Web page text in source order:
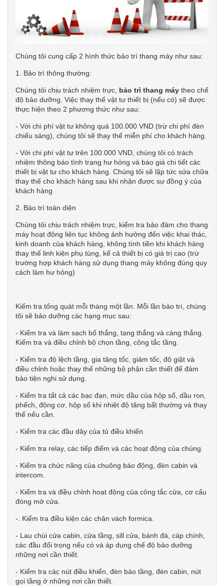
Chúng tôi cung cấp 2 hình thức bảo trì thang máy như sau:
1. Bảo trì thông thường:
Chúng tôi chịu trách nhiệm trực, bảo trì thang máy theo chế
độ bảo dưỡng. Việc thay thế vật tư thiết bị (nếu có) sẽ được
thực hiện theo 2 phương thức như sau:
- Với chi phí vật tư không quá 100.000 VND (trừ chi phí đèn
chiếu sáng), chúng tôi sẽ thay thế miễn phí cho khách hàng.
- Với chi phí vật tư trên 100.000 VND, chúng tôi có trách
nhiệm thông báo tình trạng hư hỏng và báo giá chi tiết các
thiết bị vật tư cho khách hàng. Chúng tôi sẽ lập tức sửa chữa
thay thế cho khách hàng sau khi nhận được sự đồng ý của
khách hàng
2. Bảo trì toàn diện
Chúng tôi chịu trách nhiệm trực, kiểm tra bảo đảm cho thang
máy hoạt động liên tục không ảnh hưởng đến việc khai thác,
kinh doanh của khách hàng, không tính tiền khi khách hàng
thay thế linh kiện phụ tùng, kể cả thiết bị có giá trị cao (trừ
trường hợp khách hàng sử dụng thang máy không đúng quy
cách làm hư hỏng)
Kiểm tra tổng quát mỗi tháng một lần. Mỗi lần bảo trì, chúng
tôi sẽ bảo dưỡng các hạng mục sau:
- Kiểm tra và làm sạch bố thắng, tang thắng và càng thắng.
Kiểm tra và điều chỉnh bộ chọn tầng, công tắc tầng.
- Kiểm tra độ lệch tầng, gia tăng tốc, giảm tốc, độ giật và
điều chỉnh hoặc thay thế những bộ phận cần thiết để đảm
bảo tiện nghi sử dụng.
- Kiểm tra tất cả các bạc đạn, mức dầu của hộp số, dầu ron,
phếch, động cơ, hộp số khi nhiệt độ tăng bất thường và thay
thế nếu cần.
- Kiểm tra các đầu dây của tủ điều khiển.
- Kiểm tra relay, các tiếp điểm và các hoạt động của chúng.
- Kiểm tra chức năng của chuông báo động, đèn cabin và
intercom.
- Kiểm tra và điều chỉnh hoạt động của công tắc cửa, cơ cấu
đóng mở cửa.
-. Kiểm tra điều kiện các chân vách formica.
- Lau chùi cửa cabin, cửa tầng, sill cửa, bánh đà, cáp chính,
các đầu đối trọng nếu có và áp dụng chế độ bảo dưỡng
những nơi cần thiết.
- Kiểm tra các nút điều khiển, đèn báo tầng, đèn cabin, nút
gọi tầng ở những nơi cần thiết.